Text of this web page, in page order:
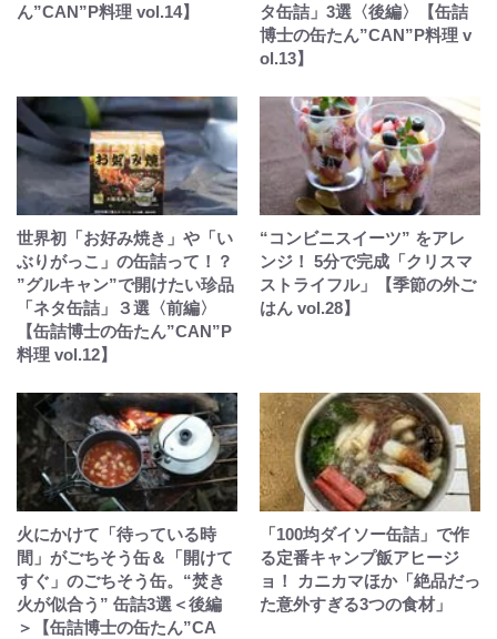
ん”CAN”P料理 vol.14】
タ缶詰」3選〈後編〉【缶詰
博士の缶たん”CAN”P料理 v
ol.13】
世界初「お好み焼き」や「い
ぶりがっこ」の缶詰って！？
”グルキャン”で開けたい珍品
「ネタ缶詰」３選〈前編〉
【缶詰博士の缶たん”CAN”P
料理 vol.12】
“コンビニスイーツ” をアレ
ンジ！ 5分で完成「クリスマ
ストライフル」【季節の外ご
はん vol.28】
火にかけて「待っている時
間」がごちそう缶＆「開けて
すぐ」のごちそう缶。“焚き
火が似合う” 缶詰3選＜後編
＞【缶詰博士の缶たん”CA
「100均ダイソー缶詰」で作
る定番キャンプ飯アヒージ
ョ！ カニカマほか「絶品だっ
た意外すぎる3つの食材」